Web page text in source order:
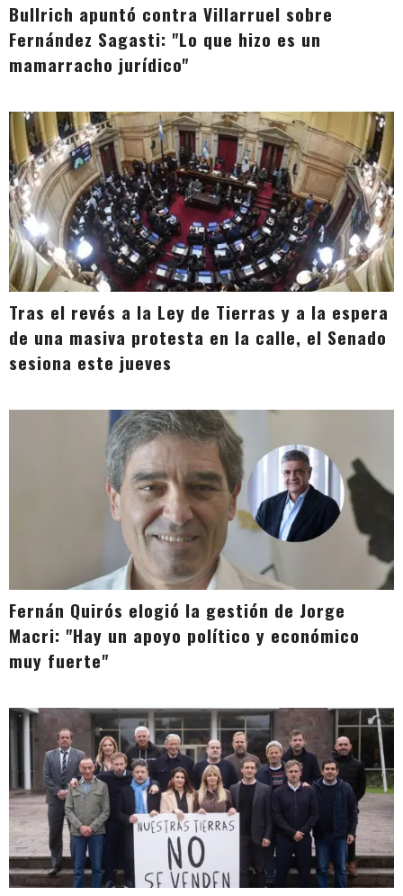
Bullrich apuntó contra Villarruel sobre
Fernández Sagasti: "Lo que hizo es un
mamarracho jurídico"
Tras el revés a la Ley de Tierras y a la espera
de una masiva protesta en la calle, el Senado
sesiona este jueves
Fernán Quirós elogió la gestión de Jorge
Macri: "Hay un apoyo político y económico
muy fuerte"